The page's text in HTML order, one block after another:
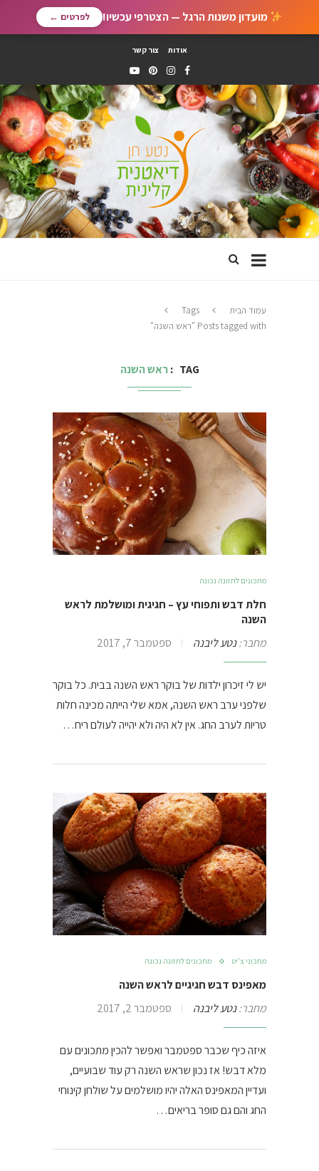
מועדון משנות הרגל — הצטרפי עכשיו! לפרטים ←
אודות צור קשר
עמוד הבית
Tags
Posts tagged with "ראש השנה"
TAG ראש השנה
מתכונים לתזונה נכונה
חלת דבש ותפוחי עץ – חגיגית ומושלמת לראש
השנה
מחבר:נטע ליבנה ספטמבר 7, 2017
יש לי זיכרון ילדות של בוקר ראש השנה בבית. כל בוקר
שלפני ערב ראש השנה, אמא שלי הייתה מכינה חלות
טריות לערב החג. אין לא היה ולא יהייה לעולם ריח…
מתכוני צ'יט מתכונים לתזונה נכונה
מאפינס דבש חגיגיים לראש השנה
מחבר:נטע ליבנה ספטמבר 2, 2017
איזה כיף שכבר ספטמבר ואפשר להכין מתכונים עם
מלא דבש! אז נכון שראש השנה רק עוד שבועיים,
ועדיין המאפינס האלה יהיו מושלמים על שולחן קינוחי
החג והם גם סופר בריאים…